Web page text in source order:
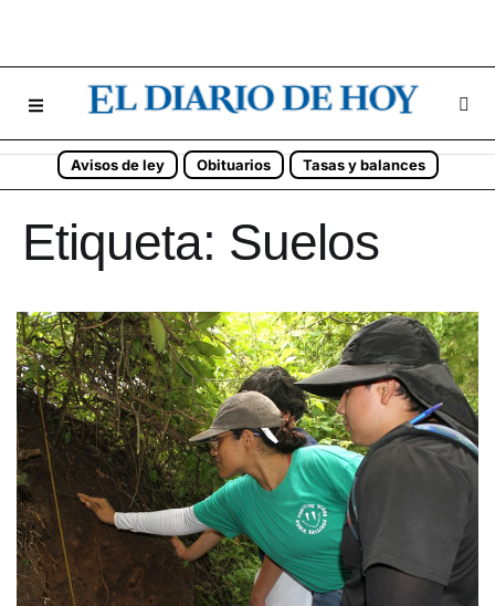
Avisos de ley Obituarios Tasas y balances
Etiqueta: Suelos